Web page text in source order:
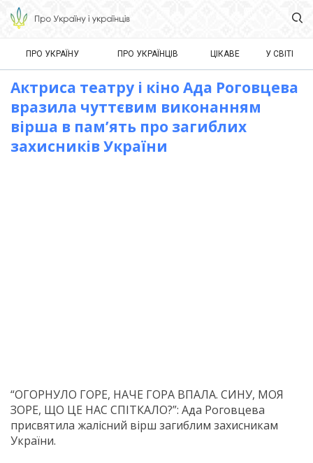
ПРО УКРАЇНУ ПРО УКРАЇНЦІВ ЦІКАВЕ У СВІТІ
Актриса театру і кіно Ада Роговцева
вразила чуттєвим виконанням
вірша в пам’ять про загиблих
захисників України
“ОГОРНУЛО ГОРЕ, НАЧЕ ГОРА ВПАЛА. СИНУ, МОЯ
ЗОРЕ, ЩО ЦЕ НАС СПІТКАЛО?”: Ада Роговцева
присвятила жалісний вірш загиблим захисникам
України.